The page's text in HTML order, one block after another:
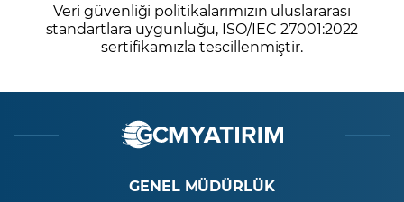
Veri güvenliği politikalarımızın uluslararası
standartlara uygunluğu, ISO/IEC 27001:2022
sertifikamızla tescillenmiştir.
GENEL MÜDÜRLÜK